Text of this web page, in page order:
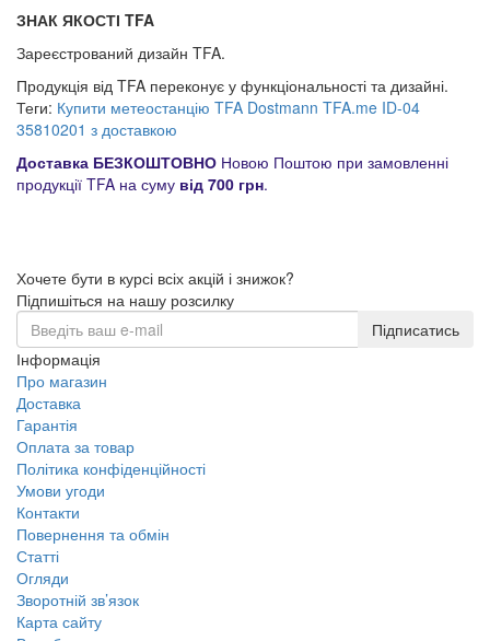
ЗНАК ЯКОСТІ TFA
Зареєстрований дизайн TFA.
Продукція від TFA переконує у функціональності та дизайні.
Теги: Купити метеостанцію TFA Dostmann TFA.me ID-04
35810201 з доставкою
Доставка БЕЗКОШТОВНО Новою Поштою при замовленні
продукції TFA на суму від 700 грн.
Хочете бути в курсі всіх акцій і знижок?
Підпишіться на нашу розсилку
Підписатись
Інформація
Про магазин
Доставка
Гарантія
Оплата за товар
Політика конфіденційності
Умови угоди
Контакти
Повернення та обмін
Статті
Огляди
Зворотній зв’язок
Карта сайту